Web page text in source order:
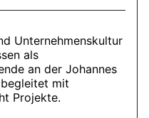
Unternehmenskultur
als
an der Johannes
mit
Projekte.